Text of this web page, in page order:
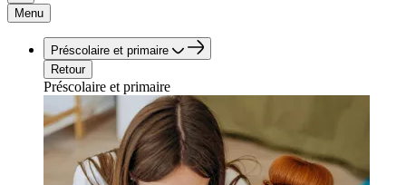
Menu
Préscolaire et primaire
Retour
Préscolaire et primaire